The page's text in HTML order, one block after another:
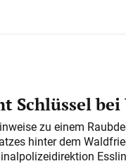
Schlüssel
zu einem
hinter dem